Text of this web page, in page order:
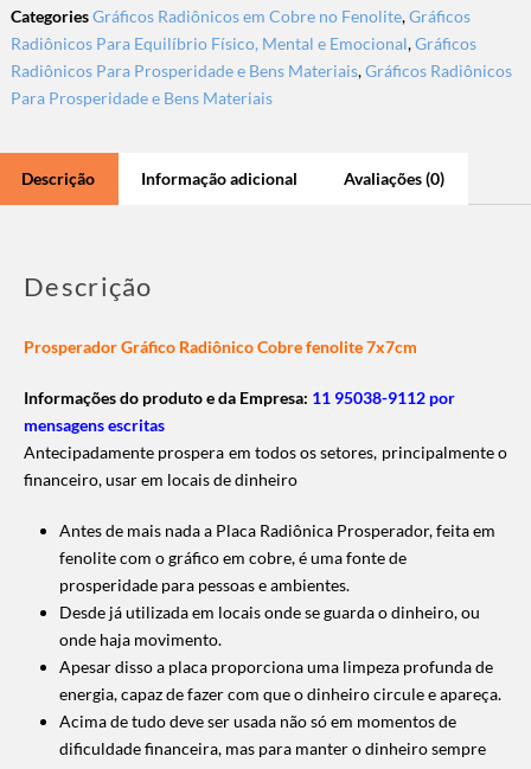
CategoriesGráficos Radiônicos em Cobre no Fenolite,Gráficos
Radiônicos Para Equilíbrio Físico, Mental e Emocional,Gráficos
Radiônicos Para Prosperidade e Bens Materiais,Gráficos Radiônicos
Para Prosperidade e Bens Materiais
Descrição Informação adicional Avaliações (0)
Descrição
Prosperador Gráfico Radiônico Cobre fenolite 7x7cm
Informações do produto e da Empresa: 11 95038-9112 por
mensagens escritas
Antecipadamente prospera em todos os setores, principalmente o
financeiro, usar em locais de dinheiro
Antes de mais nada a Placa Radiônica Prosperador, feita em
fenolite com o gráfico em cobre, é uma fonte de
prosperidade para pessoas e ambientes.
Desde já utilizada em locais onde se guarda o dinheiro, ou
onde haja movimento.
Apesar disso a placa proporciona uma limpeza profunda de
energia, capaz de fazer com que o dinheiro circule e apareça.
Acima de tudo deve ser usada não só em momentos de
dificuldade financeira, mas para manter o dinheiro sempre